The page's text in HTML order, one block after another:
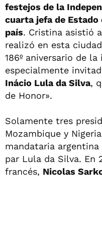
festejos de la
cuarta jefa de
país. Cristina asistió
realizó en esta
186º aniversario de
especialmente
Inácio Lula da Silva,
de Honor».
Solamente tres
Mozambique y
mandataria
par Lula da Silva. En
francés, Nicolas